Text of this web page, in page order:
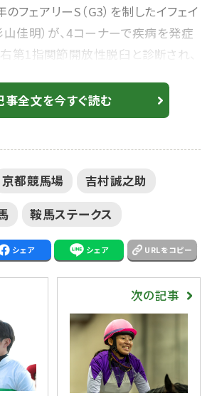
フェアリーS（G3）を制したイフェイ
山佳明）が、4コーナーで疾病を発症
右第1指関節開放性脱臼と診断され、
4コーナーで競走中止に レースで
イオンに後続馬が接触。騎乗していた
オンは父...
事全文を今すぐ読む
京都競馬場
吉村誠之助
鞍馬ステークス
シェア シェア URLをコピー
次の記事